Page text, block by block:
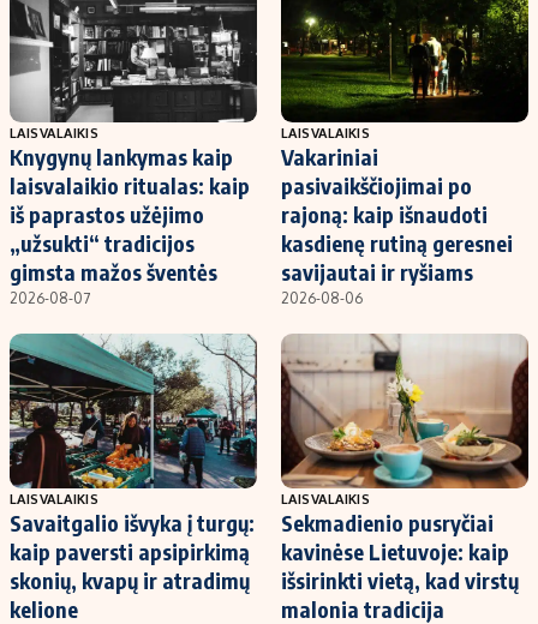
LAISVALAIKIS
Knygynų lankymas kaip
laisvalaikio ritualas: kaip
iš paprastos užėjimo
„užsukti“ tradicijos
gimsta mažos šventės
2026-08-07
LAISVALAIKIS
Vakariniai
pasivaikščiojimai po
rajoną: kaip išnaudoti
kasdienę rutiną geresnei
savijautai ir ryšiams
2026-08-06
LAISVALAIKIS
Savaitgalio išvyka į turgų:
kaip paversti apsipirkimą
skonių, kvapų ir atradimų
kelione
LAISVALAIKIS
Sekmadienio pusryčiai
kavinėse Lietuvoje: kaip
išsirinkti vietą, kad virstų
malonia tradicija